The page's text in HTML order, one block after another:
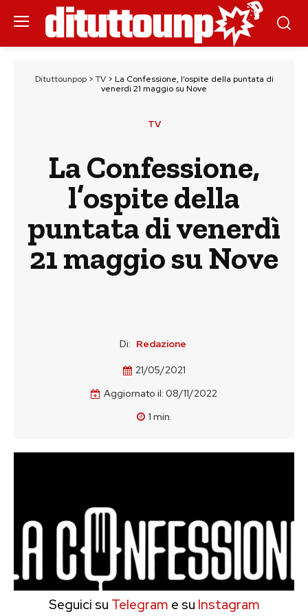
Dituttounpop> TV> La Confessione, l’ospite della puntata di
venerdì 21 maggio su Nove
TV
La Confessione,
l’ospite della
puntata di venerdì
21 maggio su Nove
Di: Redazione
21/05/2021
Aggiornato il: 08/11/2022
1 min.
Seguici su Telegram e su Instagram